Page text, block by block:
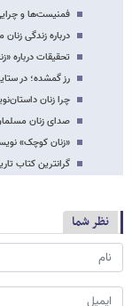
فمنیست‌ها و
درباره زندگی
تحقیقات درباره
رز گمشده؛ در
چرا زنان
صدای زنان
«زنان کوچک»
گرانترین کتاب
نظر شما